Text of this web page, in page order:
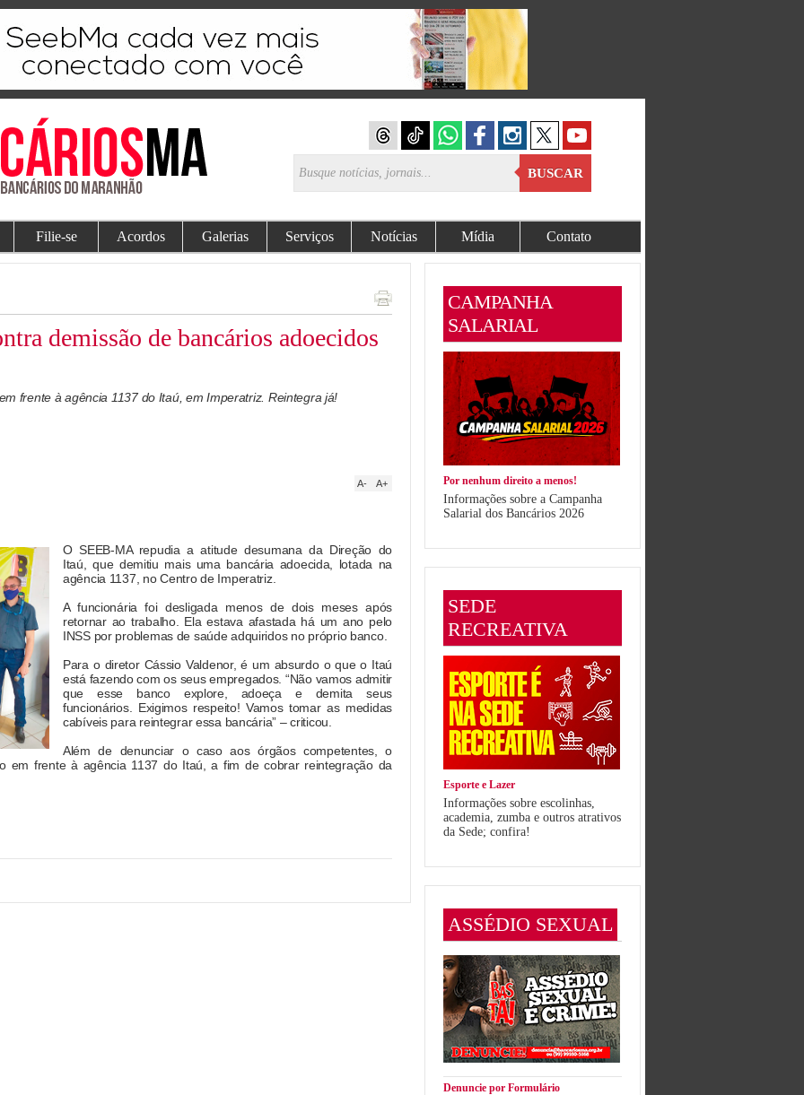
BUSCAR
Filie-se Acordos Galerias Serviços Notícias Mídia Contato
demissão de bancários adoecidos
frente à agência 1137 do Itaú, em Imperatriz. Reintegra já!
A+
A-
O SEEB-MA repudia a atitude desumana da Direção do
Itaú, que demitiu mais uma bancária adoecida, lotada na
agência 1137, no Centro de Imperatriz.
A funcionária foi desligada menos de dois meses após
retornar ao trabalho. Ela estava afastada há um ano pelo
INSS por problemas de saúde adquiridos no próprio banco.
Para o diretor Cássio Valdenor, é um absurdo o que o Itaú
está fazendo com os seus empregados. “Não vamos admitir
que esse banco explore, adoeça e demita seus
funcionários. Exigimos respeito! Vamos tomar as medidas
cabíveis para reintegrar essa bancária” – criticou.
Além de denunciar o caso aos órgãos competentes, o
em frente à agência 1137 do Itaú, a fim de cobrar reintegração da
CAMPANHA
SALARIAL
Por nenhum direito a menos!
Informações sobre a Campanha
Salarial dos Bancários 2026
SEDE
RECREATIVA
Esporte e Lazer
Informações sobre escolinhas,
academia, zumba e outros atrativos
da Sede; confira!
ASSÉDIO SEXUAL
Denuncie por Formulário